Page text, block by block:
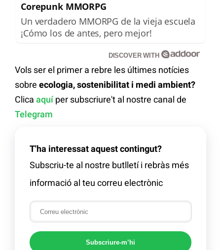
Corepunk MMORPG
Un verdadero MMORPG de la vieja escuela
¡Cómo los de antes, pero mejor!
DISCOVER WITH
Vols ser el primer a rebre les últimes notícies
sobre ecologia, sostenibilitat i medi ambient?
Clica aquí per subscriure't al nostre canal de
Telegram
T'ha interessat aquest contingut?
Subscriu-te al nostre butlletí i rebràs més
informació al teu correu electrònic
Subscriure-m’hi